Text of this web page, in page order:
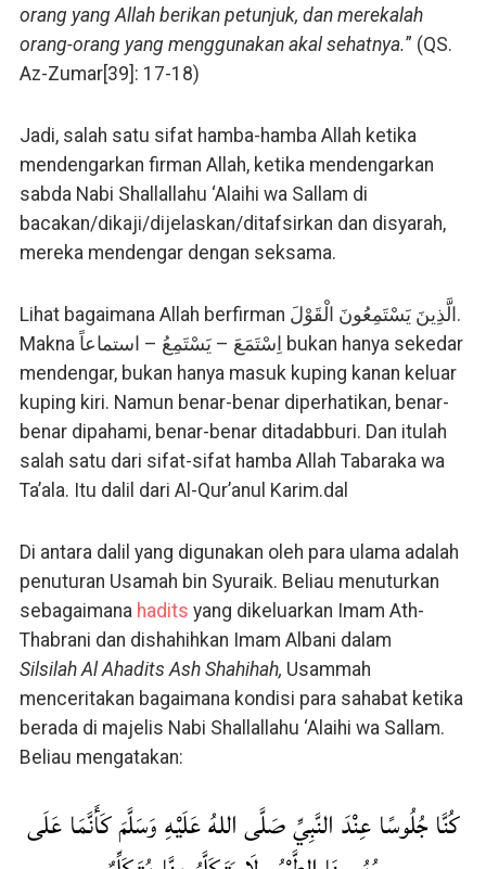
orang yang Allah berikan petunjuk, dan merekalah
orang-orang yang menggunakan akal sehatnya.” (QS.
Az-Zumar[39]: 17-18)
Jadi, salah satu sifat hamba-hamba Allah ketika
mendengarkan firman Allah, ketika mendengarkan
sabda Nabi Shallallahu ‘Alaihi wa Sallam di
bacakan/dikaji/dijelaskan/ditafsirkan dan disyarah,
mereka mendengar dengan seksama.
Lihat bagaimana Allah berfirman الَّذِينَ يَسْتَمِعُونَ الْقَوْلَ.
Makna اِسْتَمَعَ – يَسْتَمِعُ – استماعاً bukan hanya sekedar
mendengar, bukan hanya masuk kuping kanan keluar
kuping kiri. Namun benar-benar diperhatikan, benar-
benar dipahami, benar-benar ditadabburi. Dan itulah
salah satu dari sifat-sifat hamba Allah Tabaraka wa
Ta’ala. Itu dalil dari Al-Qur’anul Karim.dal
Di antara dalil yang digunakan oleh para ulama adalah
penuturan Usamah bin Syuraik. Beliau menuturkan
sebagaimana hadits yang dikeluarkan Imam Ath-
Thabrani dan dishahihkan Imam Albani dalam
Silsilah Al Ahadits Ash Shahihah, Usammah
menceritakan bagaimana kondisi para sahabat ketika
berada di majelis Nabi Shallallahu ‘Alaihi wa Sallam.
Beliau mengatakan:
كُنَّا جُلُوسًا عِنْدَ النَّبِيِّ صَلَّى اللهُ عَلَيْهِ وَسَلَّمَ كَأَنَّمَا عَلَى